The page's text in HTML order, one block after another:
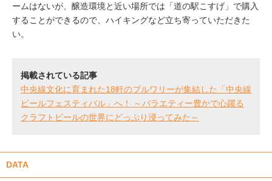
ームはないが、醸造環境と近い場所では「道の駅こすげ」で購入
することができるので、ハイキングなど立ち寄っていただきた
い。
掲載されている記事
中央線文化に育まれた18軒のブルワリーが集結した「中央線
ビールフェスティバル」へ！ ～バラエティー豊かで心躍る
クラフトビールの世界にどっぷり浸ってみた～
DATA